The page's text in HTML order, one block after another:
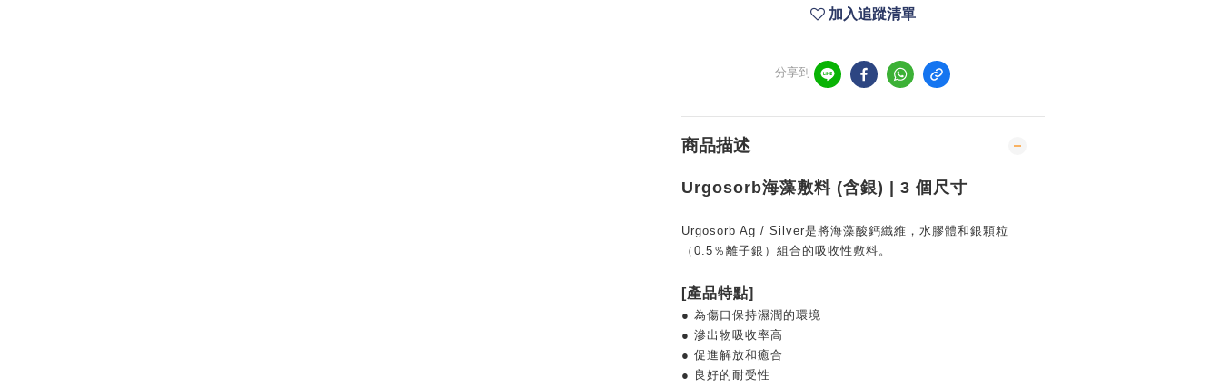
加入追蹤清單
分享到
商品描述
Urgosorb海藻敷料 (含銀) | 3 個尺寸
Urgosorb Ag / Silver是將海藻酸鈣纖維，水膠體和銀顆粒
（0.5％離子銀）組合的吸收性敷料。
[產品特點]
● 為傷口保持濕潤的環境
● 滲出物吸收率高
● 促進解放和癒合
● 良好的耐受性